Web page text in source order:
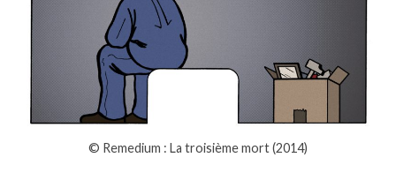
© Remedium : La troisième mort (2014)